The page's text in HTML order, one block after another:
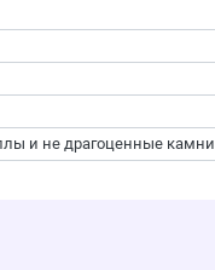
и не драгоценные камни